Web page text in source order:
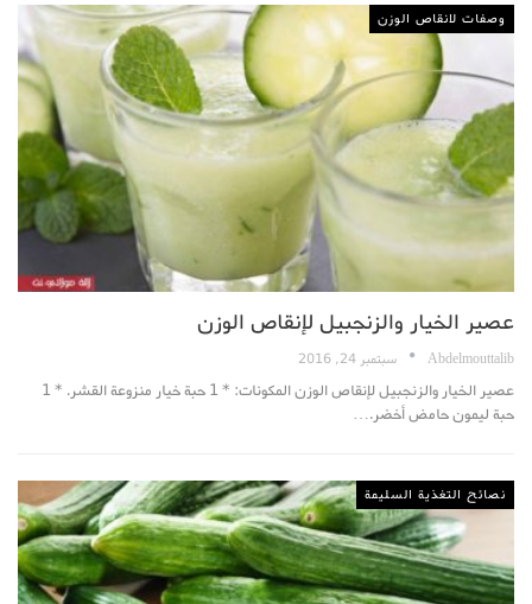
وصفات لانقاص الوزن
عصير الخيار والزنجبيل لإنقاص الوزن
Abdelmouttalib سبتمبر 24, 2016
عصير الخيار والزنجبيل لإنقاص الوزن المكونات: * 1 حبة خيار منزوعة القشر. * 1
حبة ليمون حامض أخضر.…
نصائح التغذية السليمة